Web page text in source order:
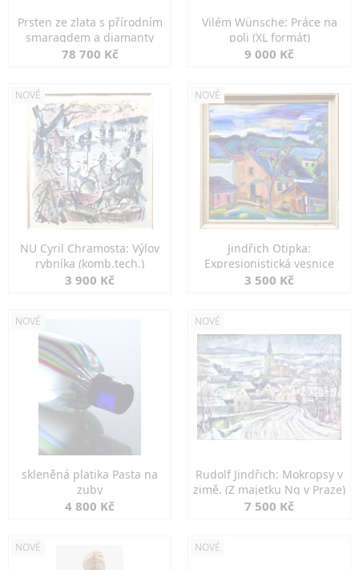
Prsten ze zlata s přírodním
smaragdem a diamanty
78 700 Kč
Vilém Wünsche: Práce na
poli (XL formát)
9 000 Kč
NOVÉ
NU Cyril Chramosta: Výlov
rybníka (komb.tech.)
3 900 Kč
NOVÉ
Jindřich Otipka:
Expresionistická vesnice
3 500 Kč
NOVÉ
skleněná platika Pasta na
zuby
4 800 Kč
NOVÉ
Rudolf Jindřich: Mokropsy v
zimě. (Z majetku Ng v Praze)
7 500 Kč
NOVÉ NOVÉ